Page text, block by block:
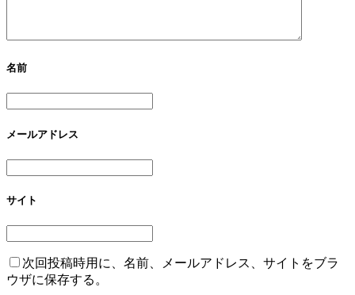
名前
メールアドレス
サイト
次回投稿時用に、名前、メールアドレス、サイトをブラ
ウザに保存する。